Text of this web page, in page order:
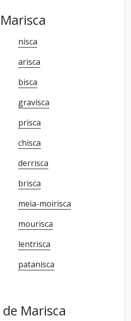
nisca
arisca
bisca
gravisca
prisca
chisca
derrisca
brisca
meia-moirisca
mourisca
lentrisca
patanisca
Marisca